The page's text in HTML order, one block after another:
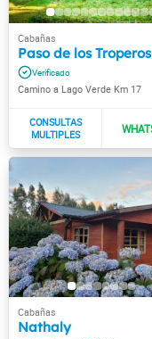
Paso de los Troperos
Camino a Lago Verde Km 17
Nathaly